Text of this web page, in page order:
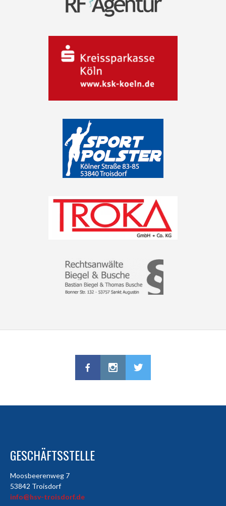
GESCHÄFTSSTELLE
Moosbeerenweg 7
53842 Troisdorf
info@hsv-troisdorf.de